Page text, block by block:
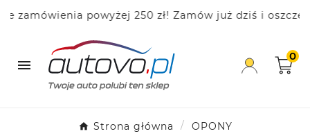
powyżej 250 zł! Zamów już dziś i

0
Strona główna
OPONY